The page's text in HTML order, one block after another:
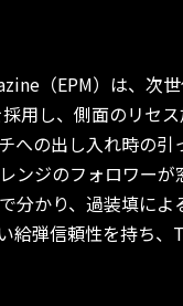
（EPM）は、次
用し、側面のリセ
への出し入れ時の
ンジのフォロワー
分かり、過装填に
給弾信頼性を持ち